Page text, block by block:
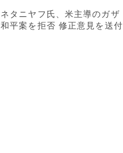
ネタニヤフ氏、米主導のガザ
和平案を拒否 修正意見を送付